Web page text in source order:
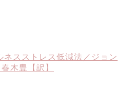
ネスストレス低減法／ジョン
木豊【訳】